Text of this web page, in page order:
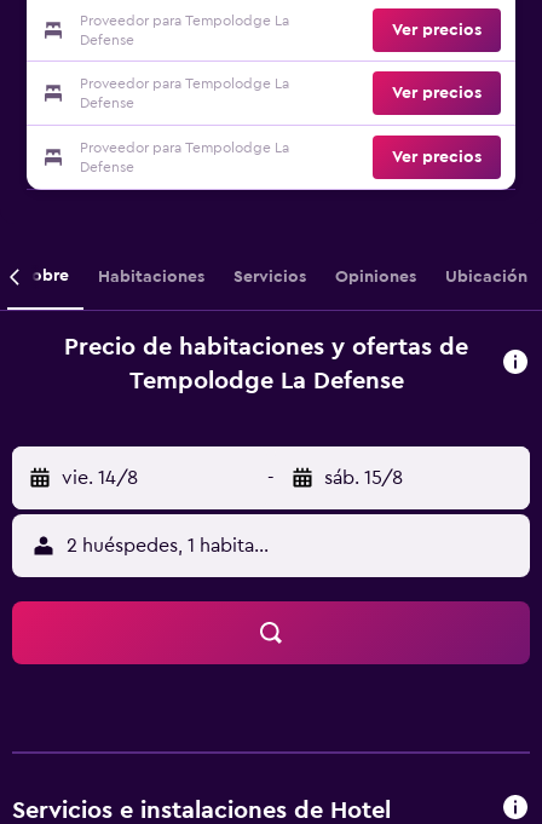
Proveedor para Tempolodge La
Defense
Ver precios
Proveedor para Tempolodge La
Defense
Ver precios
Proveedor para Tempolodge La
Defense
Ver precios
Sobre Habitaciones Servicios Opiniones Ubicación
Precio de habitaciones y ofertas de
Tempolodge La Defense
vie. 14/8 - sáb. 15/8
2 huéspedes, 1 habitación
Servicios e instalaciones de Hotel